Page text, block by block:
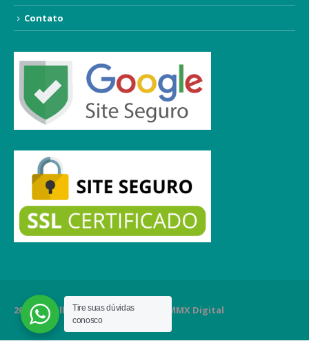
Contato
2020 Orgulhosamente criado por MMX Digital
Tire suas dúvidas
conosco